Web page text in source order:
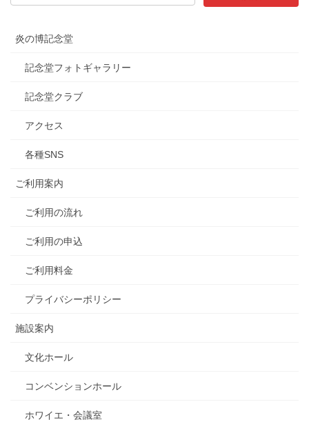
能
測
会
炎の博記念堂
記念堂フォトギャラリー
記念堂クラブ
アクセス
各種SNS
ご利用案内
ご利用の流れ
ご利用の申込
ご利用料金
プライバシーポリシー
施設案内
文化ホール
コンベンションホール
ホワイエ・会議室